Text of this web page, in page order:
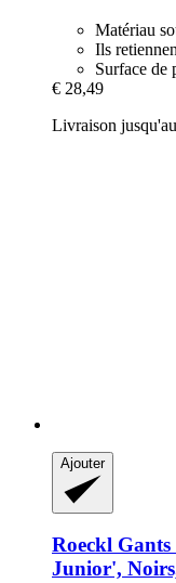
Matériau
Ils
Surface de
€ 28,49
Livraison
Ajouter
Roeckl
Junior',